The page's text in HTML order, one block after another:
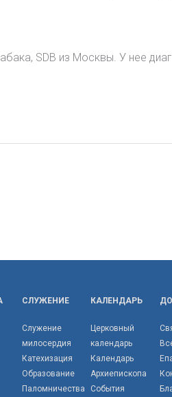
SDB из Москвы. У нее
СЛУЖЕНИЕ
Служение
милосердия
Катехизация
Образование
Паломничества
КАЛЕНДАРЬ
Церковный
календарь
Календарь
Архиепископа
События